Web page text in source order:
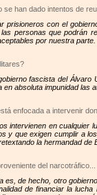
han dado intentos de
prisioneros con el
personas que podrán
por nuestra parte.
fascista del
absoluta impunidad las
enfocada a intervenir
intervienen en
y que exigen cumplir a
la hermandad
del narcotráfico...
es, de hecho, otro
de financiar la